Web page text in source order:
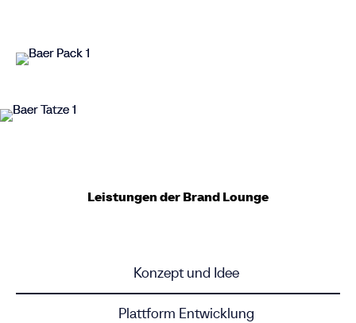
Work!
Jobs
Leistungen der Brand Lounge
Konzept und Idee
Plattform Entwicklung